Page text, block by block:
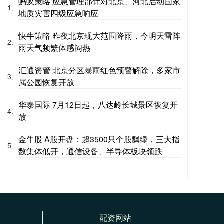
1、 地质灾害四级应急响应
2、
快牛策略 昨夜北京现大范围降雨，今明天雷阵
雨天气频繁体感闷热
3、
汇通资管 北京分区暴雨红色预警解除，多家市
属公园恢复开放
4、
华泰国际 7月12日起，八达岭长城景区恢复开
放
5、
金牛股 A股开盘：超3500只个股飘绿，三大指
数集体低开，通信设备、半导体板块领跌
配资网站